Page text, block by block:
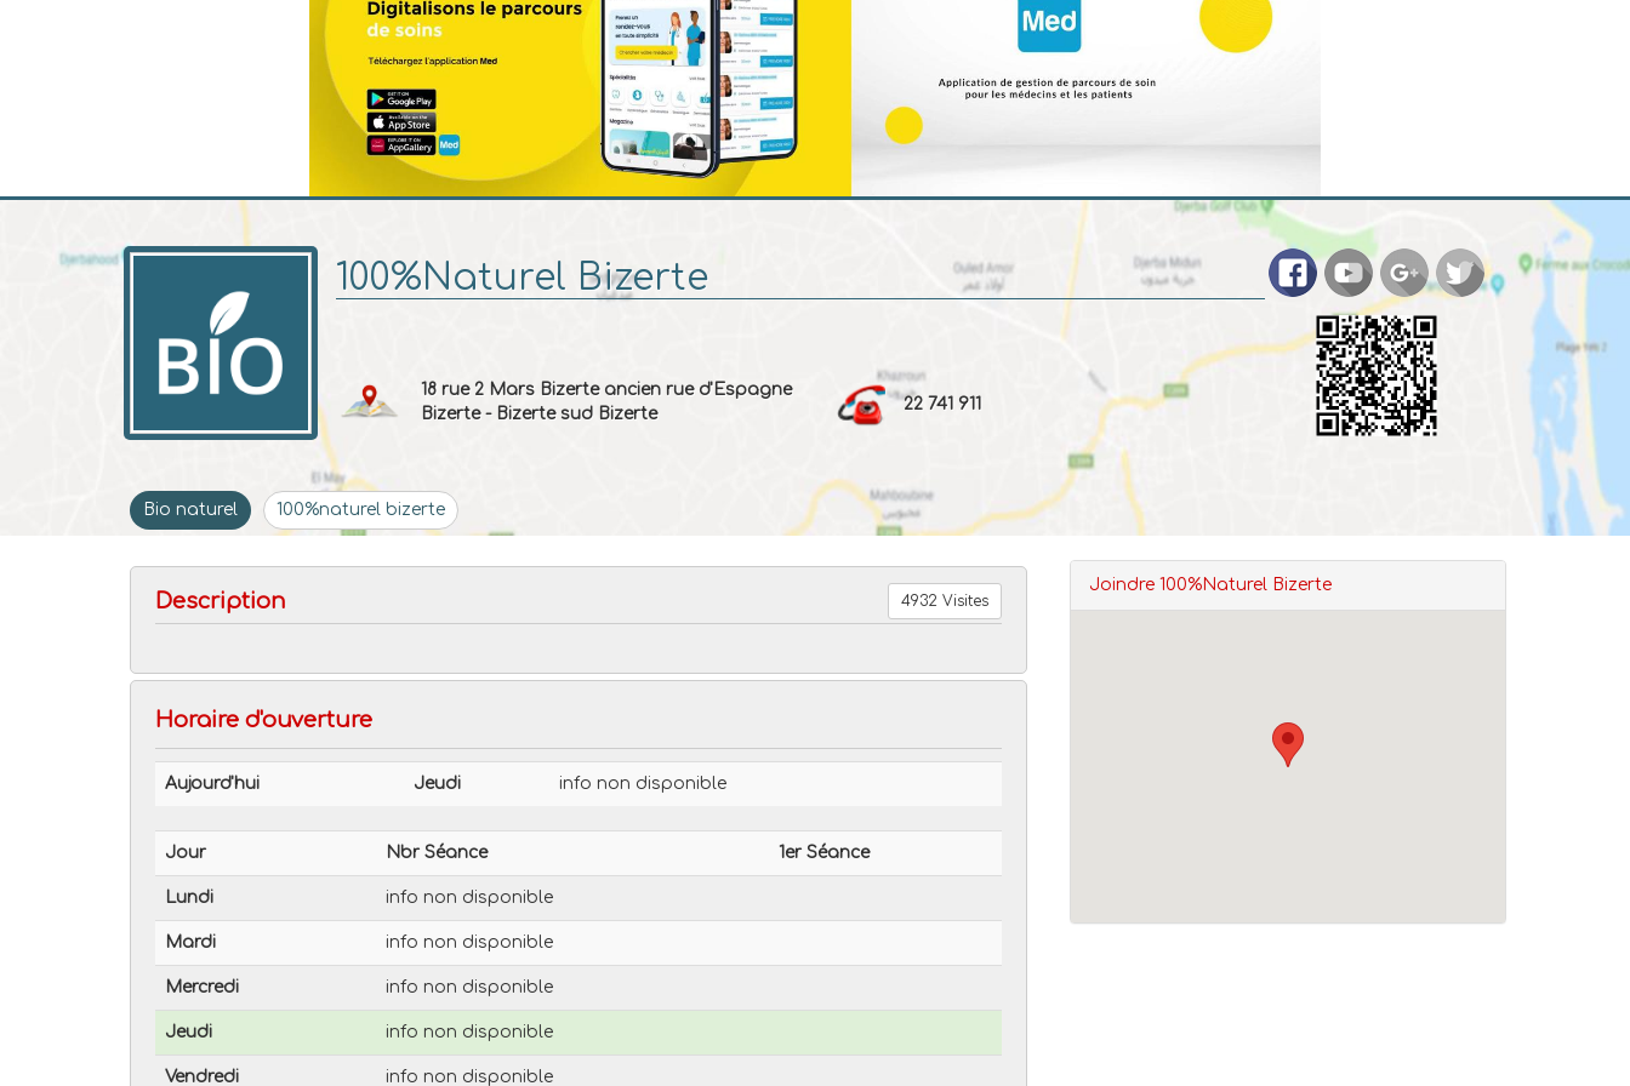
100%Naturel Bizerte
18 rue 2 Mars Bizerte ancien rue d'Espagne
Bizerte - Bizerte sud Bizerte
22 741 911
Bio naturel 100%naturel bizerte
Description 4932 Visites
Horaire d'ouverture
Aujourd'hui Jeudi info non disponible
Jour Nbr Séance 1er Séance
Lundi info non disponible
Mardi info non disponible
Mercredi info non disponible
Jeudi info non disponible
Vendredi info non disponible
Joindre 100%Naturel Bizerte